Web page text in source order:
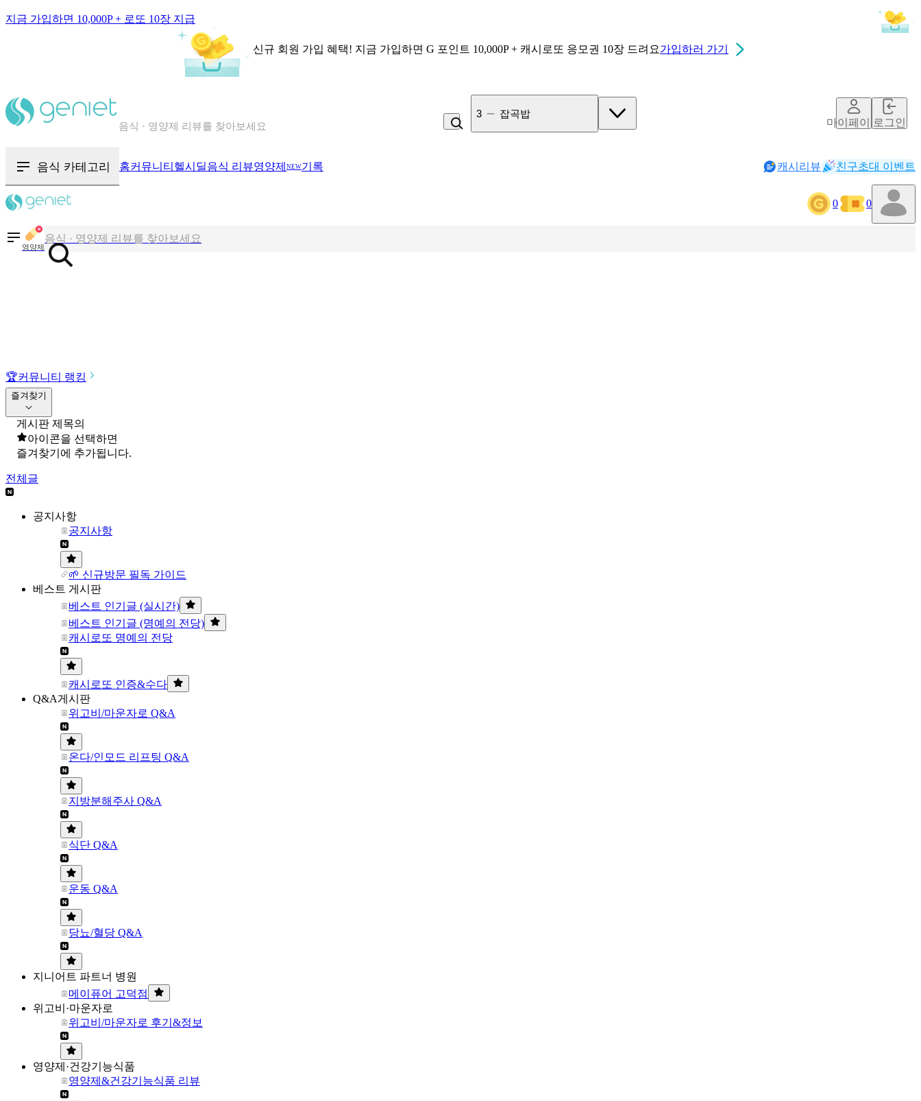
지금 가입하면 10,000P + 로또 10장 지급
신규 회원 가입 혜택! 지금 가입하면 G 포인트 10,000P + 캐시로또 응모권 10장 드려요가입하러 가기
혈당 · 다이어트 음식 검색해보세요
3 잡곡밥
마이페이지로그인
음식 카테고리 홈커뮤니티 헬시딜음식 리뷰영양제 NEW기록 캐시리뷰 친구초대 이벤트
0 0
영양제혈당 · 다이어트 음식 검색해보세요
음식 · 영양제 리뷰를 찾아보세요
🏆커뮤니티 랭킹
즐겨찾기
게시판 제목의
아이콘을 선택하면
즐겨찾기에 추가됩니다.
전체글
공지사항
공지사항
🌱 신규방문 필독 가이드
베스트 게시판
베스트 인기글 (실시간)
베스트 인기글 (명예의 전당)
캐시로또 명예의 전당
캐시로또 인증&수다
Q&A게시판
위고비/마운자로 Q&A
온다/인모드 리프팅 Q&A
지방분해주사 Q&A
식단 Q&A
운동 Q&A
당뇨/혈당 Q&A
지니어트 파트너 병원
메이퓨어 고덕점
위고비·마운자로
위고비/마운자로 후기&정보
영양제·건강기능식품
영양제&건강기능식품 리뷰